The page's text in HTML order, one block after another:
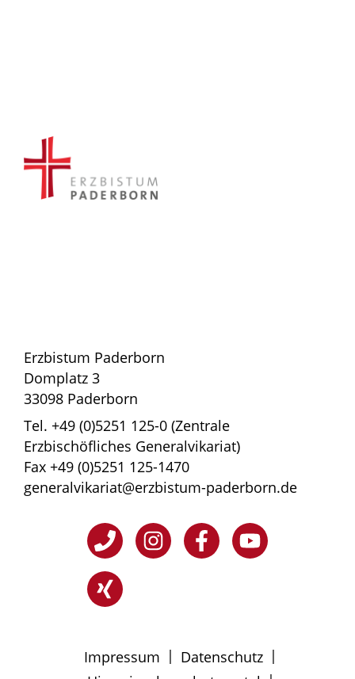
Erzbistum Paderborn
Domplatz 3
33098 Paderborn
Tel. +49 (0)5251 125-0 (Zentrale
Erzbischöfliches Generalvikariat)
Fax +49 (0)5251 125-1470
generalvikariat@erzbistum-paderborn.de
Impressum | Datenschutz |